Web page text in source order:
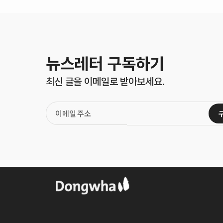
뉴스레터 구독하기
최신 글을 이메일로 받아보세요.